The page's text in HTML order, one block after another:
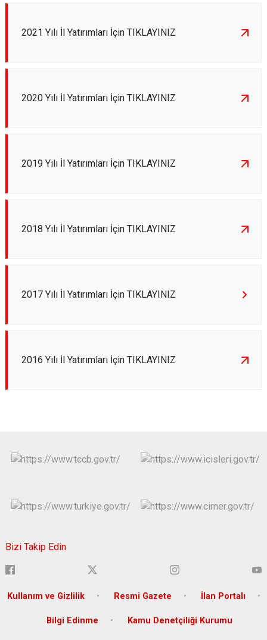
2021 Yılı İl Yatırımları İçin TIKLAYINIZ
2020 Yılı İl Yatırımları İçin TIKLAYINIZ
2019 Yılı İl Yatırımları İçin TIKLAYINIZ
2018 Yılı İl Yatırımları İçin TIKLAYINIZ
2017 Yılı İl Yatırımları İçin TIKLAYINIZ
2016 Yılı İl Yatırımları İçin TIKLAYINIZ
Bizi Takip Edin
Kullanım ve Gizlilik Resmi Gazete İlan Portalı
Bilgi Edinme Kamu Denetçiliği Kurumu